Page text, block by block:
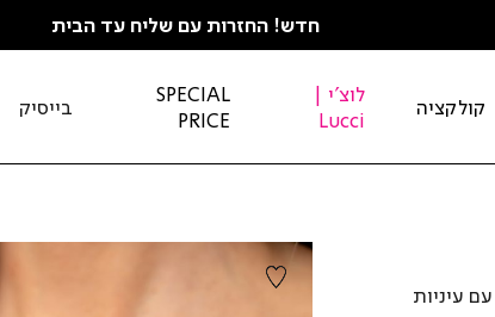
חדש! החזרות עם שליח עד הבית
קולקציה
לוצ'י |
Lucci
SPECIAL
PRICE
בייסיק
טי-שירט בייסיק מבד כותנה-ויסקוזה. מחשוף V עם עיניות